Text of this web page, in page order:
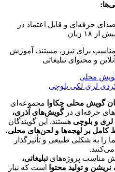
صدای حرفه‌ای و قابل اعتماد در
بیش از ۱۸ زبان
مناسب برای تیزر، مستند، آموزش
آنلاین و محتوای تبلیغاتی
گویش محلی
لری لکی بلوچی
گویش محلی چکاوا مجموعه‌ای
حرفه‌ای درگویش‌های آذری،
و بلوچی هستند. این گویندگان
کامل بر لهجه‌ها و لحن‌های محلی،
را به شکلی طبیعی و تأثیرگذار
مناسب پروژه‌هایتبلیغاتی،
نریشن و تولید محتوا
است که نیاز